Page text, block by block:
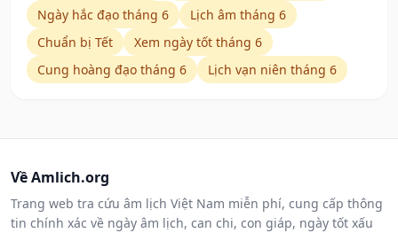
Ngày hắc đạo tháng 6
Lịch âm tháng 6
Chuẩn bị Tết
Xem ngày tốt tháng 6
Cung hoàng đạo tháng 6
Lịch vạn niên tháng 6
Về Amlich.org
Trang web tra cứu âm lịch Việt Nam miễn phí, cung cấp thông
tin chính xác về ngày âm lịch, can chi, con giáp, ngày tốt xấu